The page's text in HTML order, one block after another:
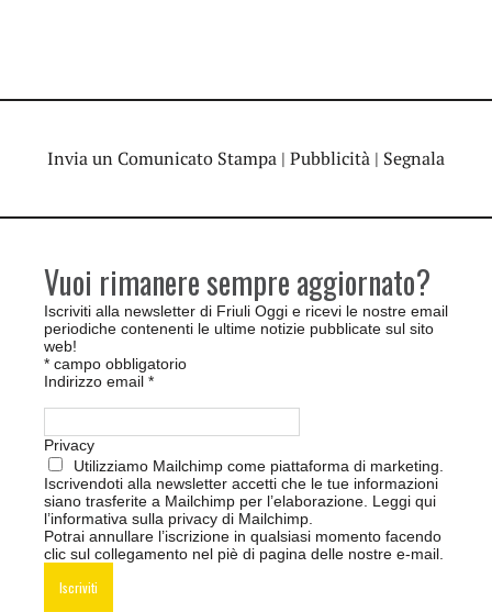
Invia un Comunicato Stampa | Pubblicità | Segnala
Vuoi rimanere sempre aggiornato?
Iscriviti alla newsletter di Friuli Oggi e ricevi le nostre email
periodiche contenenti le ultime notizie pubblicate sul sito
web!
* campo obbligatorio
Indirizzo email *
Privacy
Utilizziamo Mailchimp come piattaforma di marketing.
Iscrivendoti alla newsletter accetti che le tue informazioni
siano trasferite a Mailchimp per l’elaborazione. Leggi qui
l’informativa sulla privacy di Mailchimp
Potrai annullare l’iscrizione in qualsiasi momento facendo
clic sul collegamento nel piè di pagina delle nostre e-mail.